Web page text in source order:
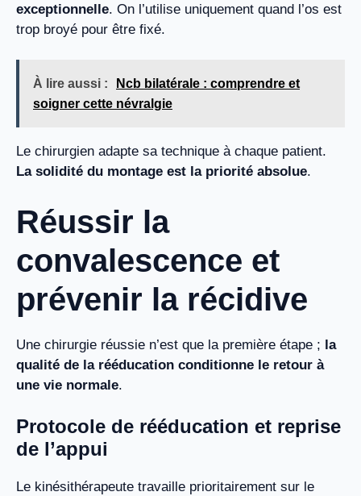
exceptionnelle. On l’utilise uniquement quand l’os est
trop broyé pour être fixé.
À lire aussi :
Ncb bilatérale : comprendre et
soigner cette névralgie
Le chirurgien adapte sa technique à chaque patient.
La solidité du montage est la priorité absolue.
Réussir la
convalescence et
prévenir la récidive
Une chirurgie réussie n’est que la première étape ; la
qualité de la rééducation conditionne le retour à
une vie normale.
Protocole de rééducation et reprise
de l’appui
Le kinésithérapeute travaille prioritairement sur le